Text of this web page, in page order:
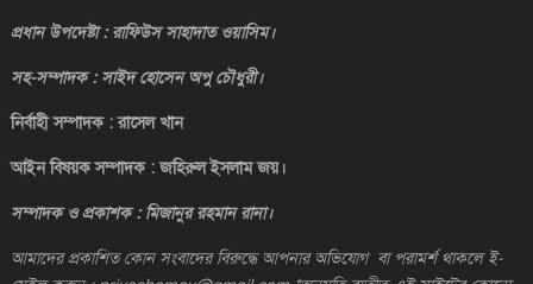
প্রধান উপদেষ্টা : রাফিউস সাহাদাত ওয়াসিম।
সহ-সম্পাদক : সাইদ হোসেন অপু চৌধুরী।
নির্বাহী সম্পাদক : রাসেল খান
আইন বিষয়ক সম্পাদক : জহিরুল ইসলাম জয়।
সম্পাদক ও প্রকাশক : মিজানুর রহমান রানা।
আমাদের প্রকাশিত কোন সংবাদের বিরুদ্ধে আপনার অভিযোগ বা পরামর্শ থাকলে ই-